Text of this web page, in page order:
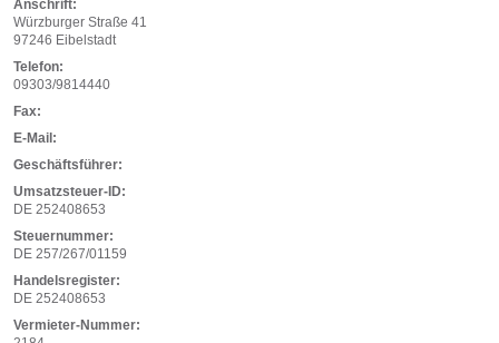
Anschrift:
Würzburger Straße 41
97246 Eibelstadt
Telefon:
0444189/30390
Fax:
E-Mail:
Geschäftsführer:
Umsatzsteuer-ID:
DE 252408653
Steuernummer:
95110/762/752 ED
Handelsregister:
DE 252408653
Vermieter-Nummer: